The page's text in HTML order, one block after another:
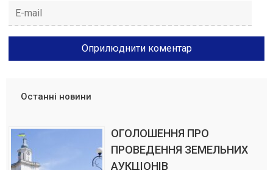
Останні новини
ОГОЛОШЕННЯ ПРО
ПРОВЕДЕННЯ ЗЕМЕЛЬНИХ
АУКЦІОНІВ